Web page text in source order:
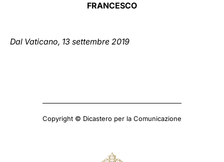
FRANCESCO
Dal Vaticano, 13 settembre 2019
Copyright © Dicastero per la Comunicazione